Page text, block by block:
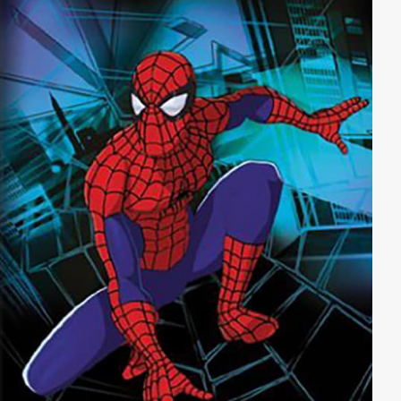
produzierten Trickfilmserie stehen der 16-jährige
Peter Parker und der Ursprung von Spider-Man.
Neben der von Stan Lee und Steve Ditko verfassten
originalen Comicvorlage bezieht „The Spectacular
Spider-Man“ auch andere Quellen wie die „Ultimate
Spider-Man“-Comics mit ein.